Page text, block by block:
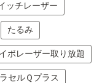
ッチレーザー
たるみ
イボレーザー取り放題
セルＱプラス